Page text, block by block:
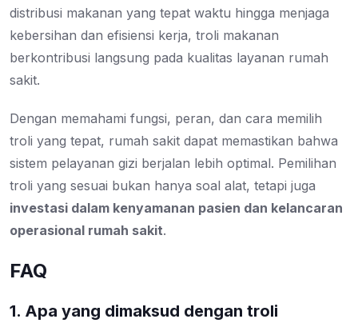
distribusi makanan yang tepat waktu hingga menjaga
kebersihan dan efisiensi kerja, troli makanan
berkontribusi langsung pada kualitas layanan rumah
sakit.
Dengan memahami fungsi, peran, dan cara memilih
troli yang tepat, rumah sakit dapat memastikan bahwa
sistem pelayanan gizi berjalan lebih optimal. Pemilihan
troli yang sesuai bukan hanya soal alat, tetapi juga
investasi dalam kenyamanan pasien dan kelancaran
operasional rumah sakit.
FAQ
1. Apa yang dimaksud dengan troli